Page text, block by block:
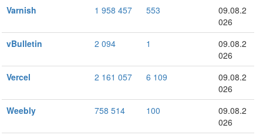
Varnish
1 958 457 553
09.08.2
026
vBulletin
2 094 1
09.08.2
026
Vercel
2 161 057 6 109
09.08.2
026
Weebly
758 514 100
09.08.2
026